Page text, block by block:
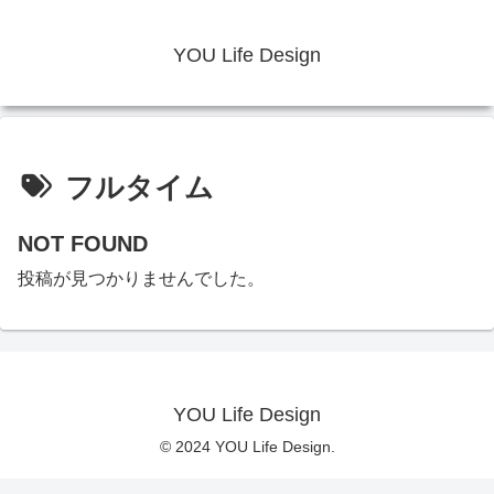
YOU Life Design
フルタイム
NOT FOUND
投稿が見つかりませんでした。
YOU Life Design
© 2024 YOU Life Design.